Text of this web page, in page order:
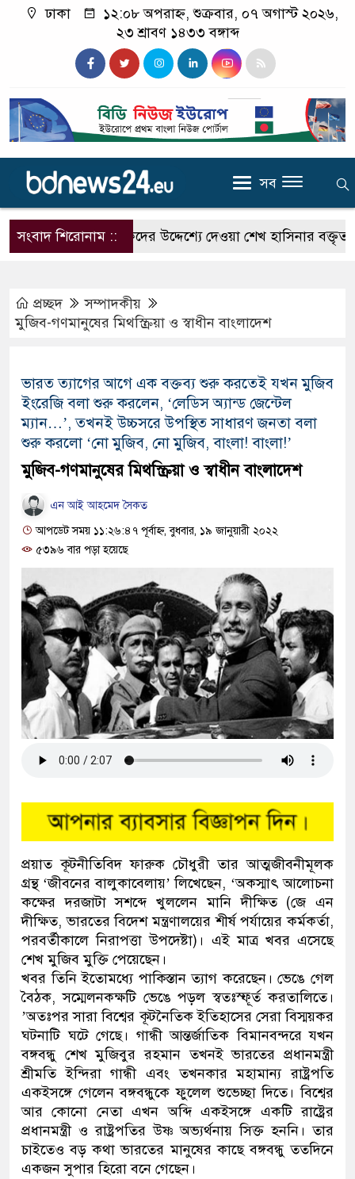
ঢাকা
১২:০৮ অপরাহ্ন, শুক্রবার, ০৭ অগাস্ট ২০২৬,
২৩ শ্রাবণ ১৪৩৩ বঙ্গাব্দ
সব
সংবাদ শিরোনাম ::
দিল্লিতে সাংবাদিকদের উদ্দেশ্যে দেওয়া শেখ হাসিনার বক্তৃতা
প্রচ্ছদ
সম্পাদকীয়
মুজিব-গণমানুষের মিথস্ক্রিয়া ও স্বাধীন বাংলাদেশ
ভারত ত্যাগের আগে এক বক্তব্য শুরু করতেই যখন মুজিব
ইংরেজি বলা শুরু করলেন, ‘লেডিস অ্যান্ড জেন্টেল
ম্যান…’, তখনই উচ্চসরে উপস্থিত সাধারণ জনতা বলা
শুরু করলো ‘নো মুজিব, নো মুজিব, বাংলা! বাংলা!’
মুজিব-গণমানুষের মিথস্ক্রিয়া ও স্বাধীন বাংলাদেশ
এন আই আহমেদ সৈকত
আপডেট সময় ১১:২৬:৪৭ পূর্বাহ্ন, বুধবার, ১৯ জানুয়ারী ২০২২
৫৩৯৬ বার পড়া হয়েছে
প্রয়াত কূটনীতিবিদ ফারুক চৌধুরী তার আত্মজীবনীমূলক
গ্রন্থ ‘জীবনের বালুকাবেলায়’ লিখেছেন, ‘অকস্মাৎ আলোচনা
কক্ষের দরজাটা সশব্দে খুললেন মানি দীক্ষিত (জে এন
দীক্ষিত, ভারতের বিদেশ মন্ত্রণালয়ের শীর্ষ পর্যায়ের কর্মকর্তা,
পরবর্তীকালে নিরাপত্তা উপদেষ্টা)। এই মাত্র খবর এসেছে
শেখ মুজিব মুক্তি পেয়েছেন।
খবর তিনি ইতোমধ্যে পাকিস্তান ত্যাগ করেছেন। ভেঙে গেল
বৈঠক, সম্মেলনকক্ষটি ভেঙে পড়ল স্বতঃস্ফূর্ত করতালিতে।
’অতঃপর সারা বিশ্বের কূটনৈতিক ইতিহাসের সেরা বিস্ময়কর
ঘটনাটি ঘটে গেছে। গান্ধী আন্তর্জাতিক বিমানবন্দরে যখন
বঙ্গবন্ধু শেখ মুজিবুর রহমান তখনই ভারতের প্রধানমন্ত্রী
শ্রীমতি ইন্দিরা গান্ধী এবং তখনকার মহামান্য রাষ্ট্রপতি
একইসঙ্গে গেলেন বঙ্গবন্ধুকে ফুলেল শুভেচ্ছা দিতে। বিশ্বের
আর কোনো নেতা এখন অব্দি একইসঙ্গে একটি রাষ্ট্রের
প্রধানমন্ত্রী ও রাষ্ট্রপতির উষ্ণ অভ্যর্থনায় সিক্ত হননি। তার
চাইতেও বড় কথা ভারতের মানুষের কাছে বঙ্গবন্ধু ততদিনে
একজন সুপার হিরো বনে গেছেন।